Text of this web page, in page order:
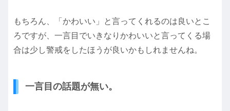
もちろん、「かわいい」と言ってくれるのは良いとこ
ろですが、一言目でいきなりかわいいと言ってくる場
合は少し警戒をしたほうが良いかもしれませんね。
一言目の話題が無い。